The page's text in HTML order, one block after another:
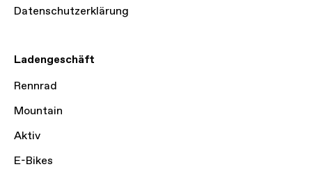
Datenschutzerklärung
Ladengeschäft
Rennrad
Mountain
Aktiv
E-Bikes